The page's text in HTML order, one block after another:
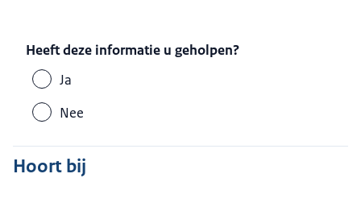
Heeft deze informatie u geholpen?
Ja
Nee
Hoort bij